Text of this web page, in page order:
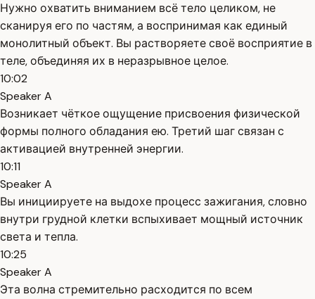
Нужно охватить вниманием всё тело целиком, не
сканируя его по частям, а воспринимая как единый
монолитный объект. Вы растворяете своё восприятие в
теле, объединяя их в неразрывное целое.
10:02
Speaker A
Возникает чёткое ощущение присвоения физической
формы полного обладания ею. Третий шаг связан с
активацией внутренней энергии.
10:11
Speaker A
Вы инициируете на выдохе процесс зажигания, словно
внутри грудной клетки вспыхивает мощный источник
света и тепла.
10:25
Speaker A
Эта волна стремительно расходится по всем